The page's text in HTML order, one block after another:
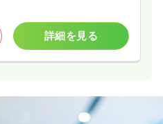
詳細を見る